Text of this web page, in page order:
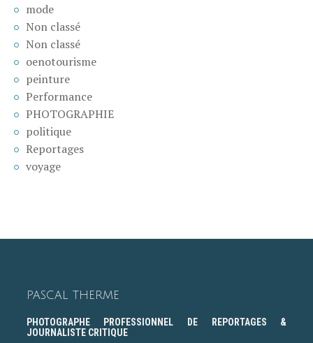
mode
Non classé
Non classé
oenotourisme
peinture
Performance
PHOTOGRAPHIE
politique
Reportages
voyage
PASCAL THERME
PHOTOGRAPHE PROFESSIONNEL DE REPORTAGES &
JOURNALISTE CRITIQUE